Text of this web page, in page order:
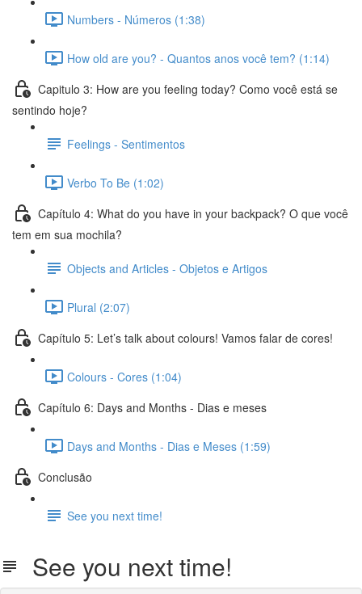
Numbers - Números (1:38)
How old are you? - Quantos anos você tem? (1:14)
Capitulo 3: How are you feeling today? Como você está se
sentindo hoje?
Feelings - Sentimentos
Verbo To Be (1:02)
Capítulo 4: What do you have in your backpack? O que você
tem em sua mochila?
Objects and Articles - Objetos e Artigos
Plural (2:07)
Capítulo 5: Let’s talk about colours! Vamos falar de cores!
Colours - Cores (1:04)
Capítulo 6: Days and Months - Dias e meses
Days and Months - Dias e Meses (1:59)
Conclusão
See you next time!
See you next time!